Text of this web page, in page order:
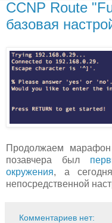
CCNP Route
базовая
Продолжаем
позавчера был
окружения, а
непосредственной
Комментариев нет: